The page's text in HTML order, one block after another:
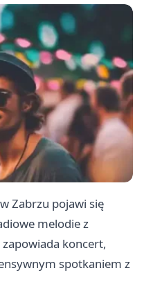
Zabrzu pojawi się
melodie z
koncert,
spotkaniem z